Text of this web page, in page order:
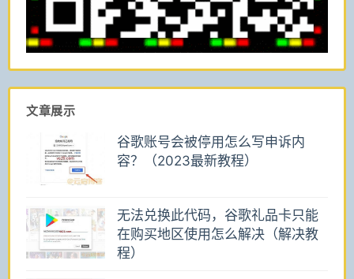
文章展示
谷歌账号会被停用怎么写申诉内
容？（2023最新教程）
无法兑换此代码，谷歌礼品卡只能
在购买地区使用怎么解决（解决教
程）